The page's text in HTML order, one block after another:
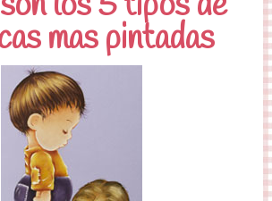
mas pintadas